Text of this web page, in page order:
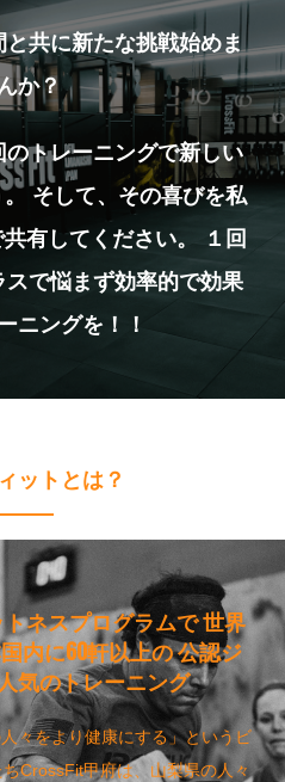
共に新たな挑戦始めま
か？
トレーニングで新しい
そして、その喜びを私
有してください。
１回
スで悩まず効率的で効果
ニングを！！
ットとは？
ネスプログラムで世界
内に60軒以上の公認ジ
気のトレーニング
々をより健康にする」というビ
CrossFit甲府は、山梨県の人々